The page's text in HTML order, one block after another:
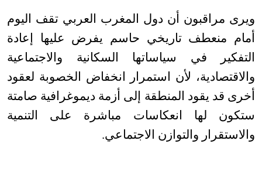
ويرى مراقبون أن دول المغرب العربي تقف اليوم
أمام منعطف تاريخي حاسم يفرض عليها إعادة
التفكير في سياساتها السكانية والاجتماعية
والاقتصادية، لأن استمرار انخفاض الخصوبة لعقود
أخرى قد يقود المنطقة إلى أزمة ديموغرافية صامتة
ستكون لها انعكاسات مباشرة على التنمية
والاستقرار والتوازن الاجتماعي.